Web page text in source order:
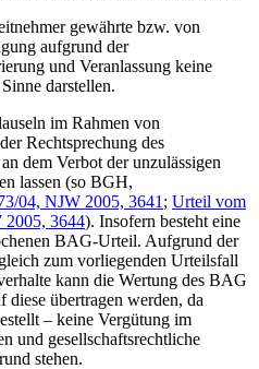
gewährte bzw. von
aufgrund der
und Veranlassung keine
darstellen.
im Rahmen von
Rechtsprechung des
dem Verbot der unzulässigen
lassen (so BGH,
04, NJW 2005, 3641 ; Urteil vom
2005, 3644). Insofern besteht eine
BAG-Urteil. Aufgrund der
zum vorliegenden Urteilsfall
kann die Wertung des BAG
diese übertragen werden, da
– keine Vergütung im
und gesellschaftsrechtliche
stehen.